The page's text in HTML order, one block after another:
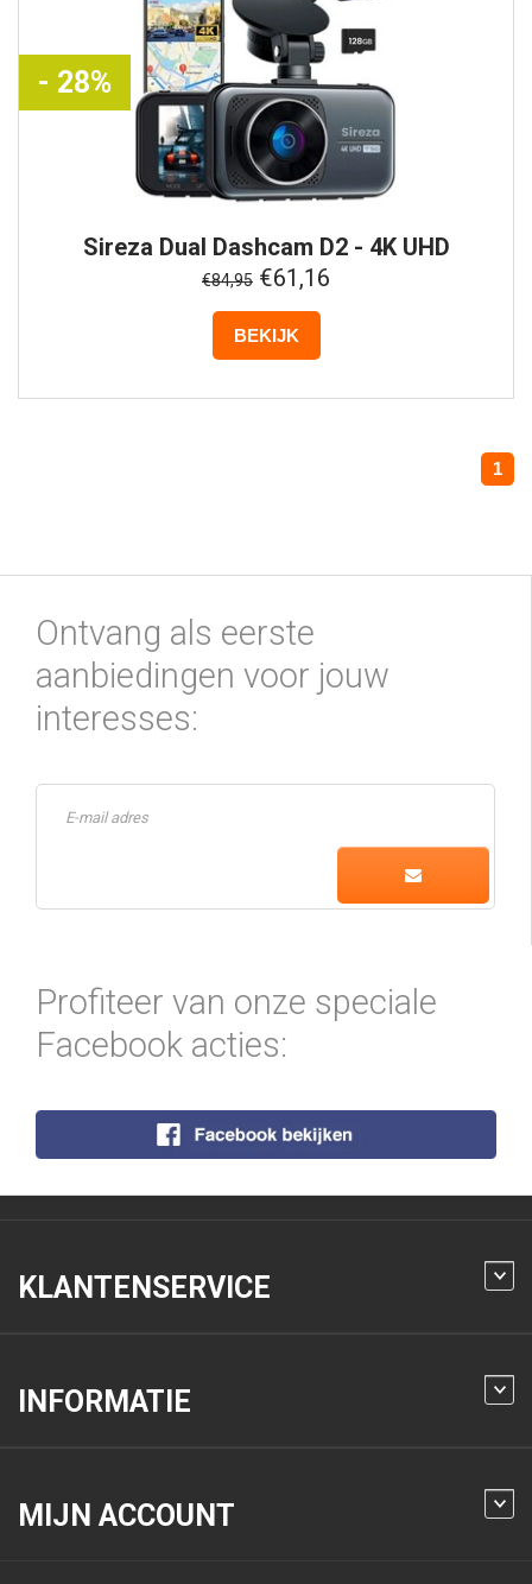
- 28%
Sireza Dual Dashcam D2 - 4K UHD
€84,95 €61,16
BEKIJK
1
Ontvang als eerste
aanbiedingen voor jouw
interesses:
Profiteer van onze speciale
Facebook acties:
KLANTENSERVICE
INFORMATIE
MIJN ACCOUNT